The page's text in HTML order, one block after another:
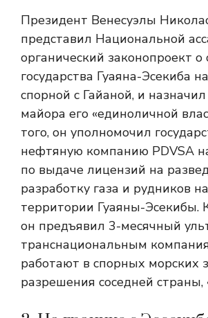
Президент Венесуэлы
представил Национальной
органический законопроект о
государства Гуаяна-Эсекиба
спорной с Гайаной, и
майора его «единоличной
того, он уполномочил
нефтяную компанию PDVSA
по выдаче лицензий на
разработку газа и рудников
территории Гуаяны-Эсекибы.
он предъявил 3-месячный
транснациональным
работают в спорных морских
разрешения соседней страны,